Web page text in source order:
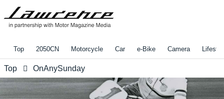
Top 2050CN Motorcycle Car e-Bike Camera
Top OnAnySunday